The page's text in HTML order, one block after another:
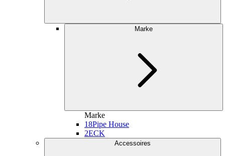
Marke
Marke
18Pipe House
2ECK
Accessoires